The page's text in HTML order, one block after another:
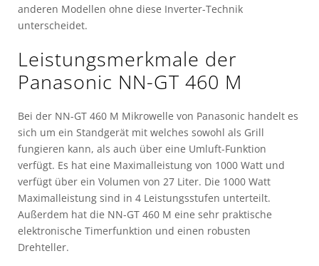
anderen Modellen ohne diese Inverter-Technik
unterscheidet.
Leistungsmerkmale der
Panasonic NN-GT 460 M
Bei der NN-GT 460 M Mikrowelle von Panasonic handelt es
sich um ein Standgerät mit welches sowohl als Grill
fungieren kann, als auch über eine Umluft-Funktion
verfügt. Es hat eine Maximalleistung von 1000 Watt und
verfügt über ein Volumen von 27 Liter. Die 1000 Watt
Maximalleistung sind in 4 Leistungsstufen unterteilt.
Außerdem hat die NN-GT 460 M eine sehr praktische
elektronische Timerfunktion und einen robusten
Drehteller.